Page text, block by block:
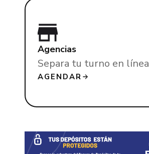
Agencias
Separa tu turno en línea
AGENDAR